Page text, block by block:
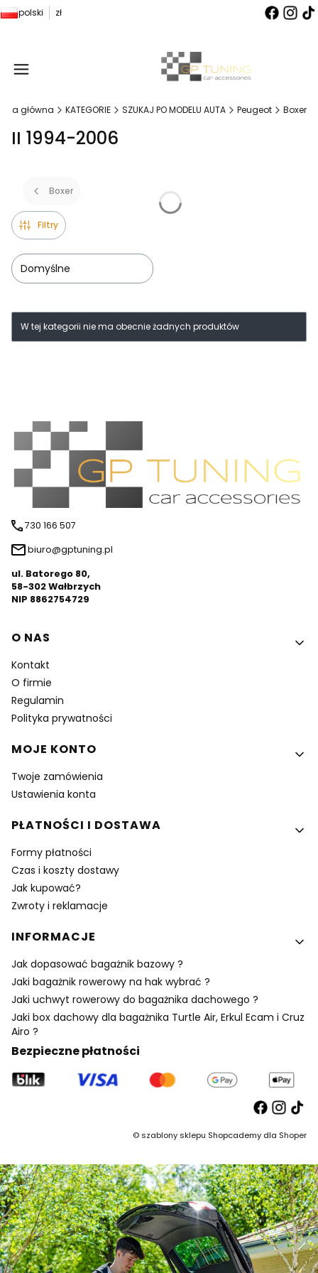
polski zł
główna KATEGORIE SZUKAJ PO MODELU AUTA Peugeot Boxer
II 1994-2006
Boxer
Filtry
Domyślne
Lista produktów
W tej kategorii nie ma obecnie żadnych produktów
730 166 507
biuro@gptuning.pl
ul. Batorego 80,
58-302 Wałbrzych
NIP 8862754729
Linki w stopce
O NAS
Kontakt
O firmie
Regulamin
Polityka prywatności
MOJE KONTO
Twoje zamówienia
Ustawienia konta
PŁATNOŚCI I DOSTAWA
Formy płatności
Czas i koszty dostawy
Jak kupować?
Zwroty i reklamacje
INFORMACJE
Jak dopasować bagażnik bazowy ?
Jaki bagażnik rowerowy na hak wybrać ?
Jaki uchwyt rowerowy do bagażnika dachowego ?
Jaki box dachowy dla bagażnika Turtle Air, Erkul Ecam i Cruz
Airo ?
Bezpieczne płatności
©szablony sklepu Shopcademy dla Shoper